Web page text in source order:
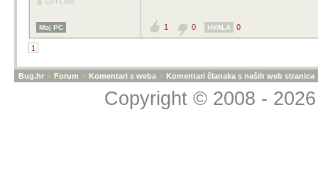
OFFLINE
Moj PC 1 0 HVALA 0
1
Bug.hr » Forum » Komentari s weba » Komentari članaka s naših web stranica
Copyright © 2008 -